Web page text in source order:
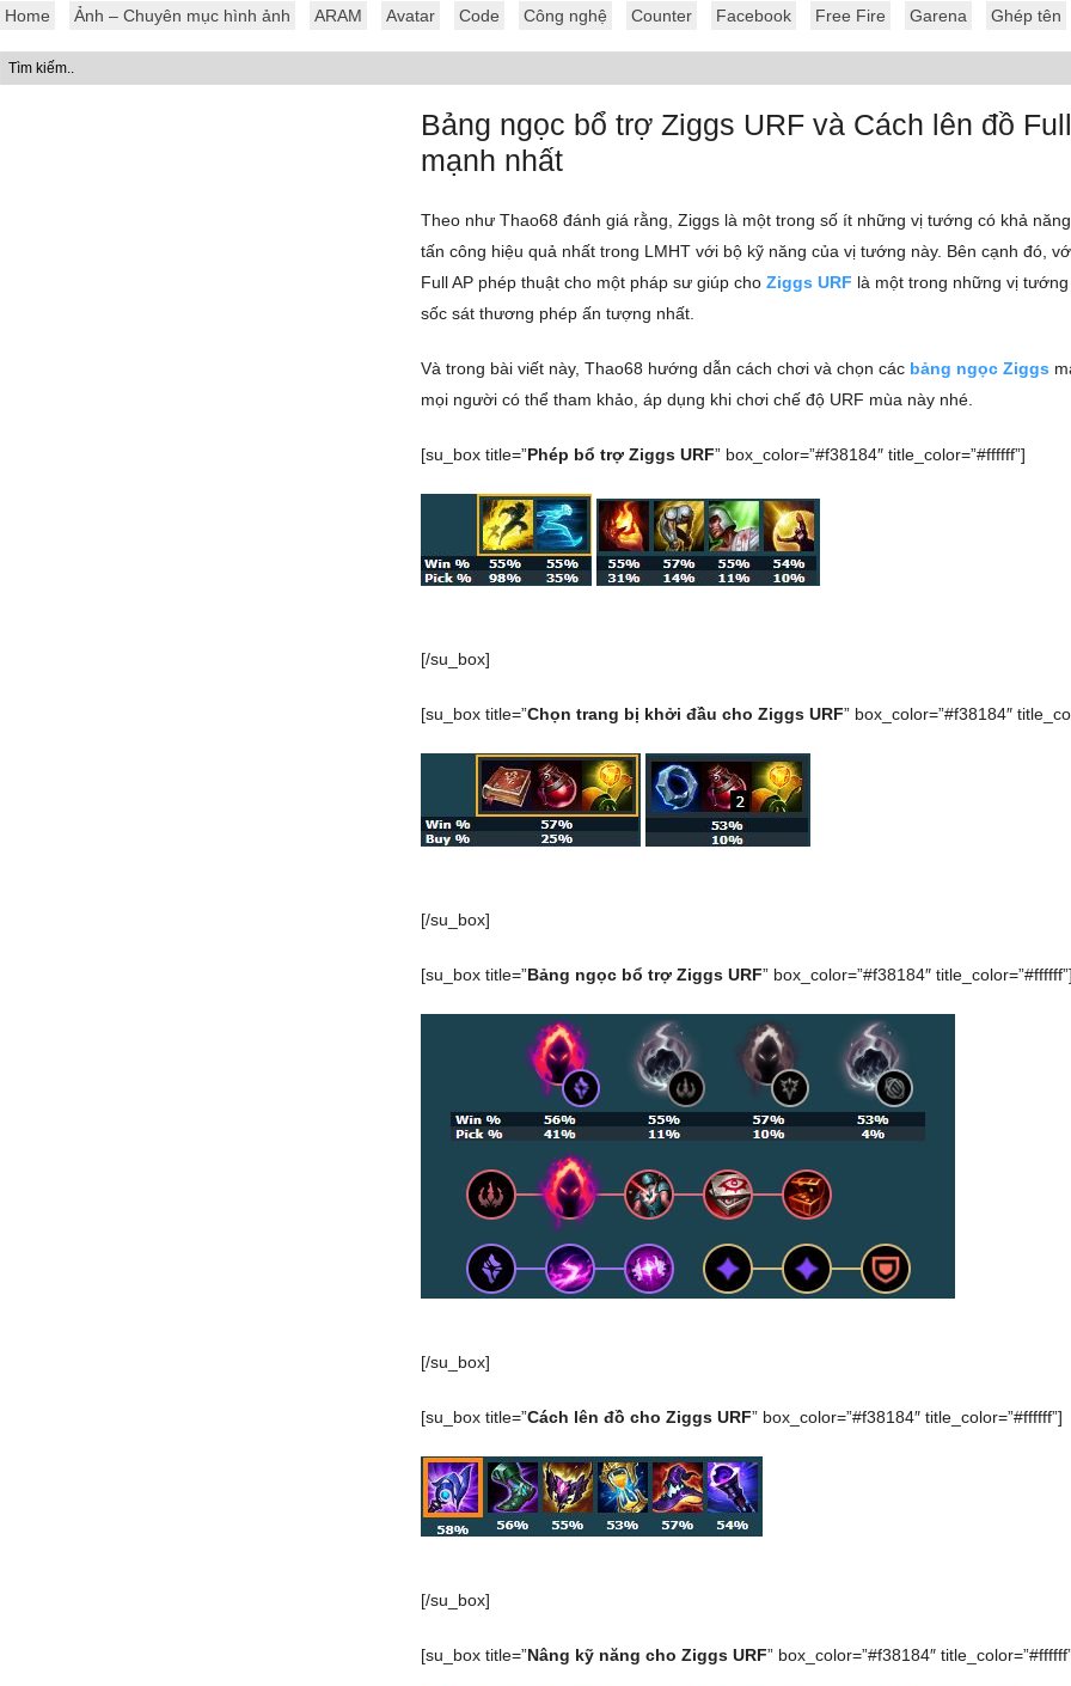
Home Ảnh – Chuyên mục hình ảnh ARAM Avatar Code Công nghệ Counter Facebook Free Fire Garena Ghép tên
Bảng ngọc bổ trợ Ziggs URF và Cách lên đồ
mạnh nhất
Theo như Thao68 đánh giá rằng, Ziggs là một trong số ít những vị tướng có khả
tấn công hiệu quả nhất trong LMHT với bộ kỹ năng của vị tướng này. Bên cạnh đó,
Full AP phép thuật cho một pháp sư giúp cho Ziggs URF là một trong những vị
sốc sát thương phép ấn tượng nhất.
Và trong bài viết này, Thao68 hướng dẫn cách chơi và chọn các bảng ngọc Ziggs
mọi người có thể tham khảo, áp dụng khi chơi chế độ URF mùa này nhé.
[su_box title=”Phép bổ trợ Ziggs URF” box_color=”#f38184″ title_color=”#ffffff”]
[/su_box]
[su_box title=”Chọn trang bị khởi đầu cho Ziggs URF” box_color=”#f38184″
[/su_box]
[su_box title=”Bảng ngọc bổ trợ Ziggs URF” box_color=”#f38184″ title_color=”#ffffff”]
[/su_box]
[su_box title=”Cách lên đồ cho Ziggs URF” box_color=”#f38184″ title_color=”#ffffff”]
[/su_box]
[su_box title=”Nâng kỹ năng cho Ziggs URF” box_color=”#f38184″